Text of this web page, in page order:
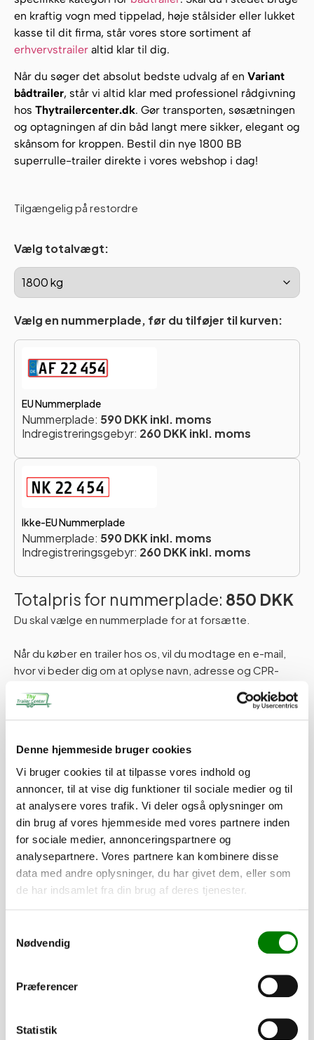
Denne hjemmeside bruger cookies
Vi bruger cookies til at tilpasse vores indhold og
annoncer, til at vise dig funktioner til sociale medier og til
at analysere vores trafik. Vi deler også oplysninger om
din brug af vores hjemmeside med vores partnere inden
for sociale medier, annonceringspartnere og
analysepartnere. Vores partnere kan kombinere disse
data med andre oplysninger, du har givet dem, eller som
de har indsamlet fra din brug af deres tjenester.
Nødvendig
Præferencer
Statistik
en kraftig vogn med tippelad, høje stålsider eller lukket
kasse til dit firma, står vores store sortiment af
erhvervstrailer altid klar til dig.
Når du søger det absolut bedste udvalg af en Variant
bådtrailer, står vi altid klar med professionel rådgivning
hos Thytrailercenter.dk. Gør transporten, søsætningen
og optagningen af din båd langt mere sikker, elegant og
skånsom for kroppen. Bestil din nye 1800 BB
superrulle-trailer direkte i vores webshop i dag!
Tilgængelig på restordre
Vælg totalvægt:
Vælg en nummerplade, før du tilføjer til kurven:
EU Nummerplade
Nummerplade: 590 DKK inkl. moms
Indregistreringsgebyr: 260 DKK inkl. moms
Ikke-EU Nummerplade
Nummerplade: 590 DKK inkl. moms
Indregistreringsgebyr: 260 DKK inkl. moms
Totalpris for nummerplade: 850 DKK
Du skal vælge en nummerplade for at forsætte.
Når du køber en trailer hos os, vil du modtage en e-mail,
hvor vi beder dig om at oplyse navn, adresse og CPR-
indregistrere din trailer korrekt. Du skal blot besvare e-
mailen med de påkrævede oplysninger.
Hvis du har spørgsmål, er du naturligvis altid velkommen til
at kontakte os.
Tilføj til kurv
Tilvalg
monteret, mens presenninger og lignende leveres løst.
3.170,00kr.
ekskl. moms